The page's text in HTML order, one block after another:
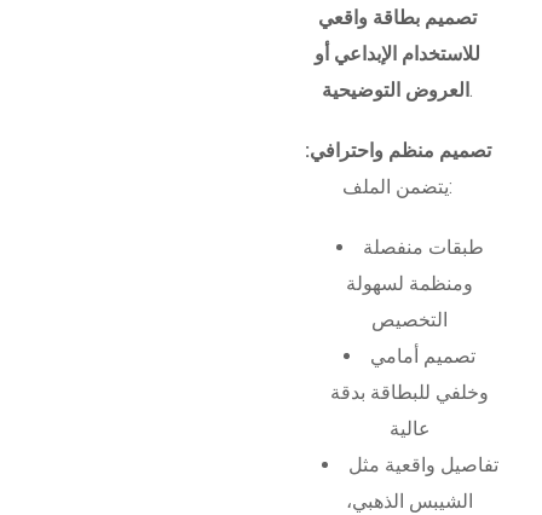
تصميم بطاقة واقعي
للاستخدام الإبداعي أو
العروض التوضيحية .
تصميم منظم واحترافي:
يتضمن الملف:
طبقات منفصلة
ومنظمة لسهولة
التخصيص
تصميم أمامي
وخلفي للبطاقة بدقة
عالية
تفاصيل واقعية مثل
الشيبس الذهبي،